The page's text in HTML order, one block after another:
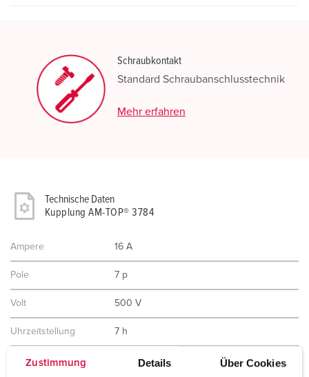
Zustimmung Details Über Cookies
Schraubkontakt
Standard Schraubanschlusstechnik
Mehr erfahren
Technische Daten
Kupplung AM-TOP® 3784
Ampere 16 A
Pole 7 p
Volt 500 V
Uhrzeitstellung 7 h
Hertz 50-60 Hz